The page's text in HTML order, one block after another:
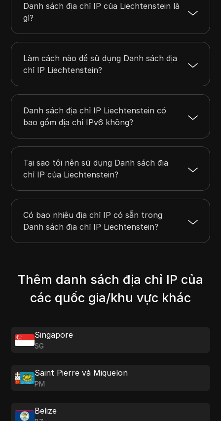
149.255.176.0
178.250.59.0
178.250.59.255
256
178.250.61.0
178.250.63.255 768
Danh sách địa chỉ IP của Liechtenstein là
gì?
Làm cách nào để sử dụng Danh sách địa
chỉ IP Liechtenstein?
Danh sách địa chỉ IP Liechtenstein có
bao gồm địa chỉ IPv6 không?
Tại sao tôi nên sử dụng Danh sách địa
chỉ IP của Liechtenstein?
Có bao nhiêu địa chỉ IP có sẵn trong
Danh sách địa chỉ IP Liechtenstein?
Thêm danh sách địa chỉ IP của
các quốc gia/khu vực khác
Singapore
SG
Saint Pierre và Miquelon
PM
Belize